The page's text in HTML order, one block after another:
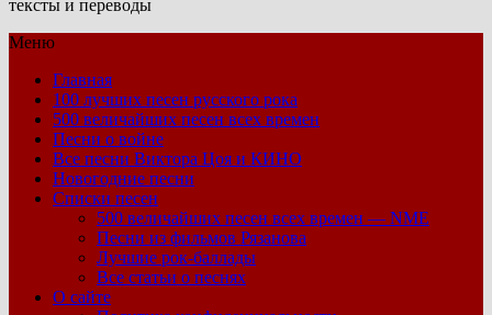
тексты и переводы
Меню
Главная
100 лучших песен русского рока
500 величайших песен всех времен
Песни о войне
Все песни Виктора Цоя и КИНО
Новогодние песни
Списки песен
500 величайших песен всех времен — NME
Песни из фильмов Рязанова
Лучшие рок-баллады
Все статьи о песнях
О сайте